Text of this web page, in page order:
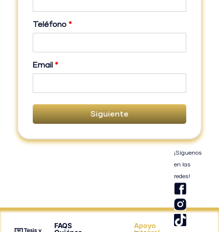
Teléfono *
Email *
Siguiente
FAQS
Apoyo
¡Síguenos
en las
redes!
T
i
k
t